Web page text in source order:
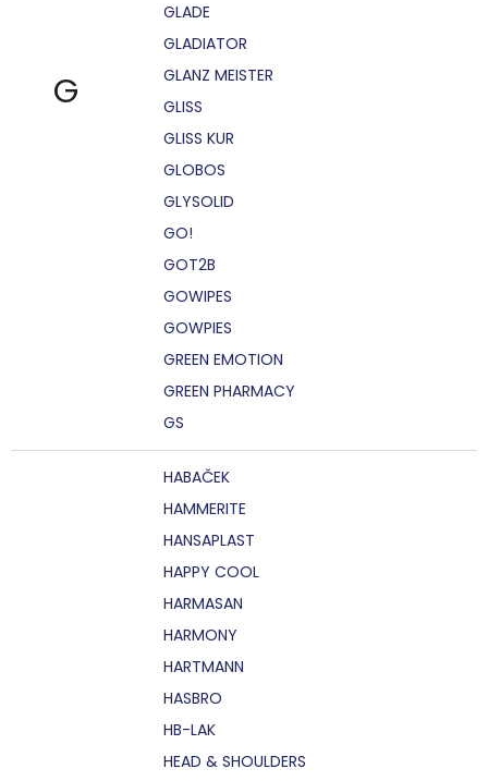
G
GLADE
GLADIATOR
GLANZ MEISTER
GLISS
GLISS KUR
GLOBOS
GLYSOLID
GO!
GOT2B
GOWIPES
GOWPIES
GREEN EMOTION
GREEN PHARMACY
GS
HABAČEK
HAMMERITE
HANSAPLAST
HAPPY COOL
HARMASAN
HARMONY
HARTMANN
HASBRO
HB-LAK
HEAD & SHOULDERS